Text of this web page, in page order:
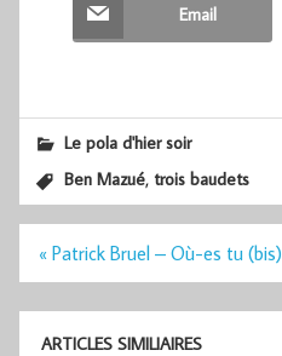
Email
Le pola d'hier soir
Ben Mazué,trois baudets
Navigation
« Patrick Bruel – Où-es tu (bis)
ARTICLES SIMILIAIRES